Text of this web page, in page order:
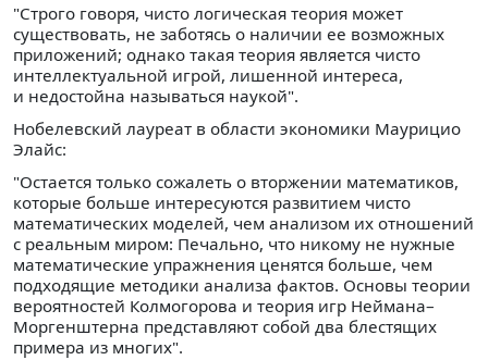
"Строго говоря, чисто логическая теория может
существовать, не заботясь о наличии ее возможных
приложений; однако такая теория является чисто
интеллектуальной игрой, лишенной интереса,
и недостойна называться наукой".
Нобелевский лауреат в области экономики Маурицио
Элайс:
"Остается только сожалеть о вторжении математиков,
которые больше интересуются развитием чисто
математических моделей, чем анализом их отношений
с реальным миром: Печально, что никому не нужные
математические упражнения ценятся больше, чем
подходящие методики анализа фактов. Основы теории
вероятностей Колмогорова и теория игр Неймана–
Моргенштерна представляют собой два блестящих
примера из многих".